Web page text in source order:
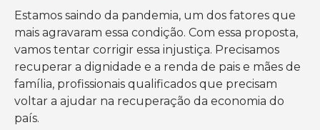
Estamos saindo da pandemia, um dos fatores que
mais agravaram essa condição. Com essa proposta,
vamos tentar corrigir essa injustiça. Precisamos
recuperar a dignidade e a renda de pais e mães de
família, profissionais qualificados que precisam
voltar a ajudar na recuperação da economia do
país.